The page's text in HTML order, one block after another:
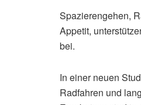
Spazierengehen,
Appetit,
bei.
In einer neuen
Radfahren und